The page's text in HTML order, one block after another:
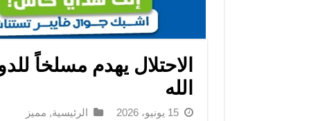
الاحتلال يهدم مسلخاً
الله
15 يونيو، 2026 الرئيسية, مميز